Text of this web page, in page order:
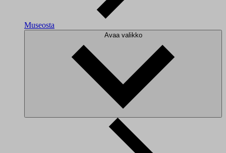
Museosta
Avaa valikko